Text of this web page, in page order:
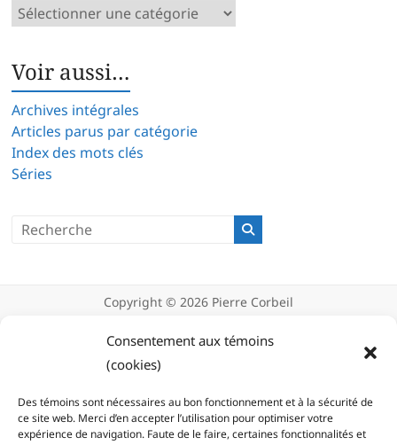
Consentement aux témoins
(cookies)
Des témoins sont nécessaires au bon fonctionnement et à la sécurité de
ce site web. Merci d’en accepter l’utilisation pour optimiser votre
expérience de navigation. Faute de le faire, certaines fonctionnalités et
Catégories
Voir aussi…
Archives intégrales
Articles parus par catégorie
Index des mots clés
Séries
Copyright © 2026 Pierre Corbeil
(cookies)